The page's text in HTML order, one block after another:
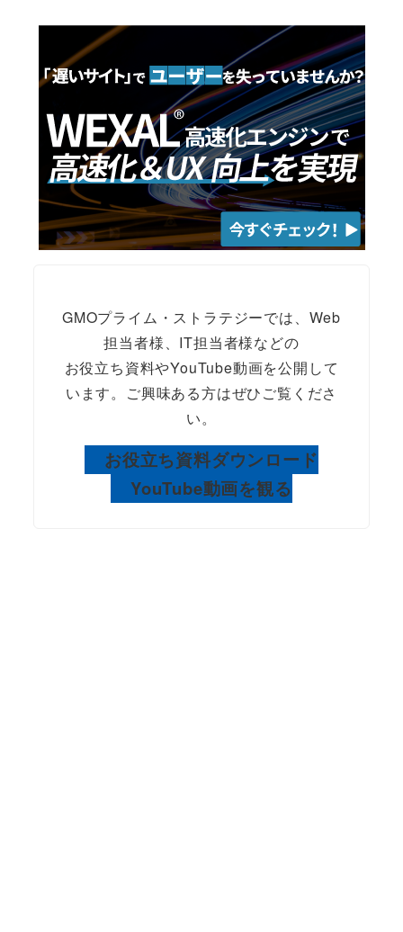
GMOプライム・ストラテジーでは、Web
担当者様、IT担当者様などの
お役立ち資料やYouTube動画を公開して
います。ご興味ある方はぜひご覧くださ
い。
お役立ち資料ダウンロード
YouTube動画を観る